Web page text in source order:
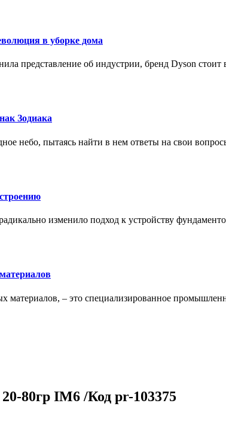
в уборке дома
представление об индустрии, бренд Dyson
Зодиака
небо, пытаясь найти в нем ответы на свои
изменило подход к устройству
материалов, – это специализированное
80гр IM6 /Код pr-103375